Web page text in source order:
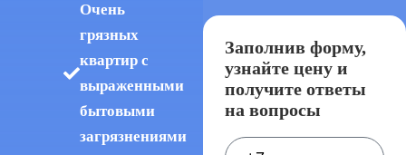
Очень
грязных
квартир с
выраженными
бытовыми
загрязнениями
Заполнив форму,
узнайте цену и
получите ответы
на вопросы